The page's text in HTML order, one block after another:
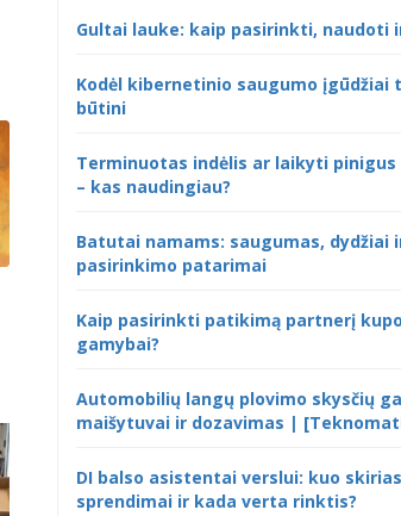
Gultai lauke: kaip pasirinkti, naudoti
Kodėl kibernetinio saugumo įgūdžiai
būtini
Terminuotas indėlis ar laikyti
– kas naudingiau?
Batutai namams: saugumas, dydžiai
pasirinkimo patarimai
Kaip pasirinkti patikimą partnerį
gamybai?
Automobilių langų plovimo skysčių
maišytuvai ir dozavimas |
DI balso asistentai verslui: kuo
sprendimai ir kada verta rinktis?